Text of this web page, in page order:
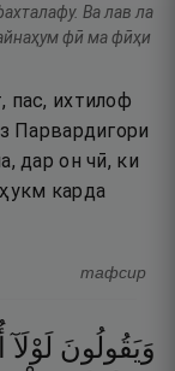
Ва лав ла
фӣ ма фӣҳи
пас, ихтилоф
Парвардигори
дар он чӣ, ки
карда
тафсир
وَيَقُولُونَ لَوْلَآ